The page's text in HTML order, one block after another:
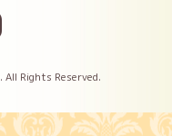
. All Rights Reserved.